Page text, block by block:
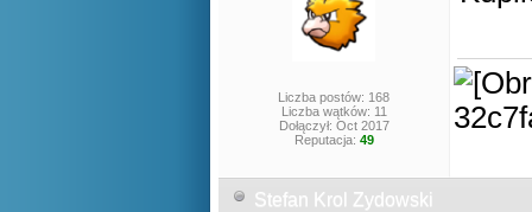
Liczba postów: 168
Liczba wątków: 11
Dołączył: Oct 2017
Reputacja: 49
Stefan Krol Zydowski